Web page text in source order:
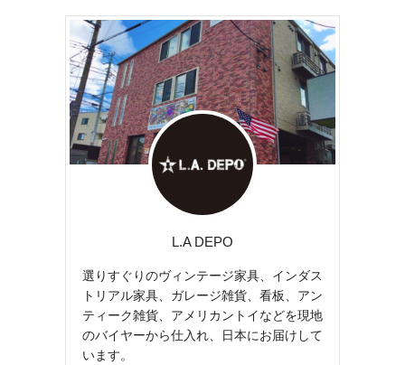
L.A DEPO
選りすぐりのヴィンテージ家具、インダス
トリアル家具、ガレージ雑貨、看板、アン
ティーク雑貨、アメリカントイなどを現地
のバイヤーから仕入れ、日本にお届けして
います。